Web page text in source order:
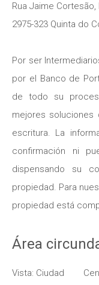
Rua Jaime
2975-323 Quinta do
Por ser
por el Banco de
de todo su
mejores
escritura. La
confirmación ni
dispensando su
propiedad. Para
propiedad está
Área
Vista: Ciudad